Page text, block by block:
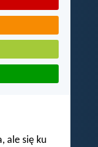
ale się ku